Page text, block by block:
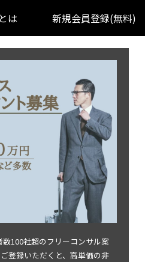
は 新規会員登録(無料)
100社超のフリーコンサル案
登録いただくと、高単価の非